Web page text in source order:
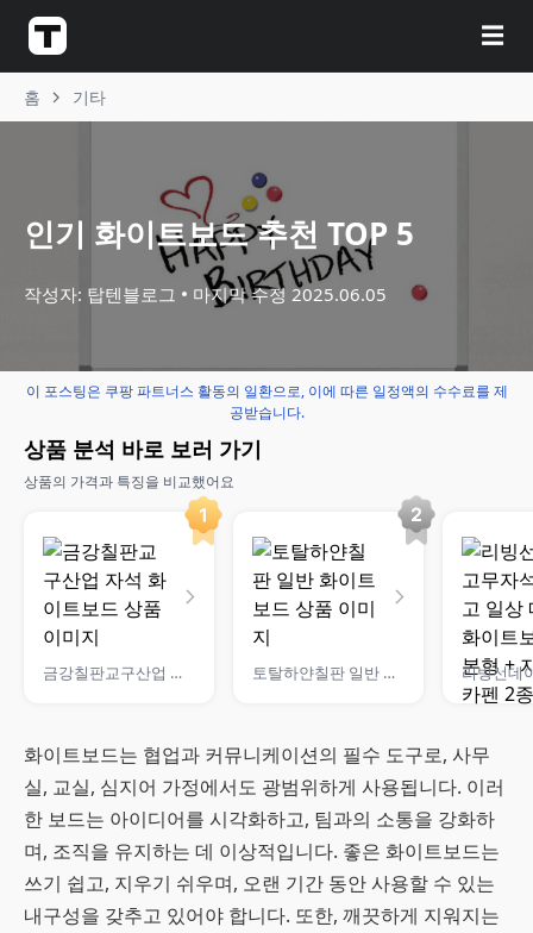
☰
홈 기타
인기 화이트보드 추천 TOP 5
작성자: 탑텐블로그 마지막 수정 2025.06.05
이 포스팅은 쿠팡 파트너스 활동의 일환으로, 이에 따른 일정액의 수수료를 제
공받습니다.
상품 분석 바로 보러 가기
상품의 가격과 특징을 비교했어요
금강칠판교구산업 자석 화이트보드 토탈하얀칠판 일반 화이트보드
화이트보드는 협업과 커뮤니케이션의 필수 도구로, 사무
실, 교실, 심지어 가정에서도 광범위하게 사용됩니다. 이러
한 보드는 아이디어를 시각화하고, 팀과의 소통을 강화하
며, 조직을 유지하는 데 이상적입니다. 좋은 화이트보드는
쓰기 쉽고, 지우기 쉬우며, 오랜 기간 동안 사용할 수 있는
내구성을 갖추고 있어야 합니다. 또한, 깨끗하게 지워지는